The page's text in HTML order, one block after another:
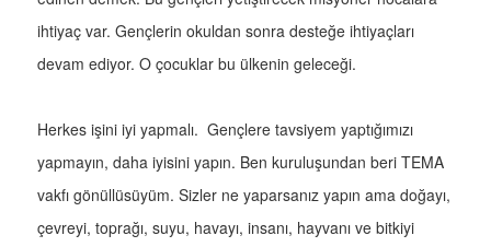
ihtiyaç var. Gençlerin okuldan sonra desteğe ihtiyaçları
devam ediyor. O çocuklar bu ülkenin geleceği.
Herkes işini iyi yapmalı. Gençlere tavsiyem yaptığımızı
yapmayın, daha iyisini yapın. Ben kuruluşundan beri TEMA
vakfı gönüllüsüyüm. Sizler ne yaparsanız yapın ama doğayı,
çevreyi, toprağı, suyu, havayı, insanı, hayvanı ve bitkiyi